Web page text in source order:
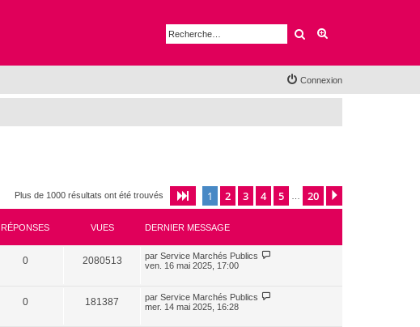
Rechercher
Connexion
Plus de 1000 résultats ont été trouvés Page sur20
1 2 3 4 5 20
RÉPONSES VUES DERNIER MESSAGE
0 2080513 par Service Marchés Publics
ven. 16 mai 2025, 17:00
0 181387 par Service Marchés Publics
mer. 14 mai 2025, 16:28